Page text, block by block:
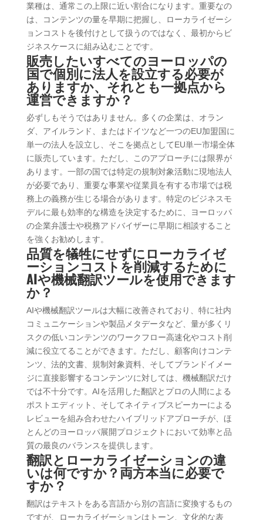
業種は、通常この上限に近い割合になります。重要なの
は、コンテンツの量を早期に把握し、ローカライゼーシ
ョンコストを後付けとして扱うのではなく、最初からビ
ジネスケースに組み込むことです。
販売したいすべてのヨーロッパの
国で個別に法人を設立する必要が
ありますか、それとも一拠点から
運営できますか？
必ずしもそうではありません。多くの企業は、オラン
ダ、アイルランド、またはドイツなど一つのEU加盟国に
単一の法人を設立し、そこを拠点としてEU単一市場全体
に販売しています。ただし、このアプローチには限界が
あります。一部の国では特定の規制対象活動に現地法人
が必要であり、重要な事業や従業員を有する市場では税
務上の義務が生じる場合があります。特定のビジネスモ
デルに最も効率的な構造を決定するために、ヨーロッパ
の企業弁護士や税務アドバイザーに早期に相談すること
を強くお勧めします。
品質を犠牲にせずにローカライゼ
ーションコストを削減するために
AIや機械翻訳ツールを使用できます
か？
AIや機械翻訳ツールは大幅に改善されており、特に社内
コミュニケーションや製品メタデータなど、量が多くリ
スクの低いコンテンツのワークフロー高速化やコスト削
減に役立てることができます。ただし、顧客向けコンテ
ンツ、法的文書、規制対象資料、そしてブランドイメー
ジに直接影響するコンテンツに対しては、機械翻訳だけ
では不十分です。AIを活用した翻訳とプロの人間による
ポストエディット、そしてネイティブスピーカーによる
レビューを組み合わせたハイブリッドアプローチが、ほ
とんどのヨーロッパ展開プロジェクトにおいて効率と品
質の最良のバランスを提供します。
翻訳とローカライゼーションの違
いは何ですか？両方本当に必要で
すか？
翻訳はテキストをある言語から別の言語に変換するもの
ですが、ローカライゼーションはトーン、文化的な表